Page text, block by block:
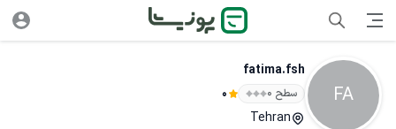
FA
fatima.fsh
سطح ۰ 0
Tehran